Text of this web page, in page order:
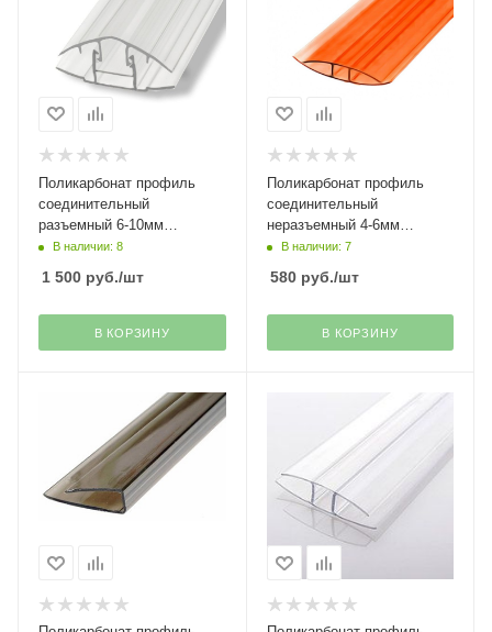
Поликарбонат профиль
соединительный
разъемный 6-10мм
прозрачный
В наличии: 8
1 500 руб./шт
В КОРЗИНУ
Поликарбонат профиль
соединительный
неразъемный 4-6мм
терракотовый
В наличии: 7
580руб./шт
В КОРЗИНУ